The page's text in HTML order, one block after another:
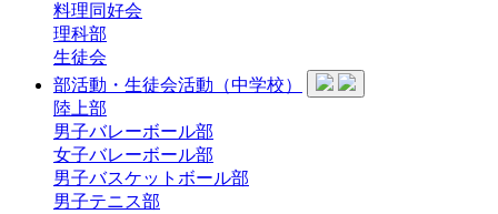
料理同好会
理科部
生徒会
部活動・生徒会活動（中学校）
陸上部
男子バレーボール部
女子バレーボール部
男子バスケットボール部
男子テニス部